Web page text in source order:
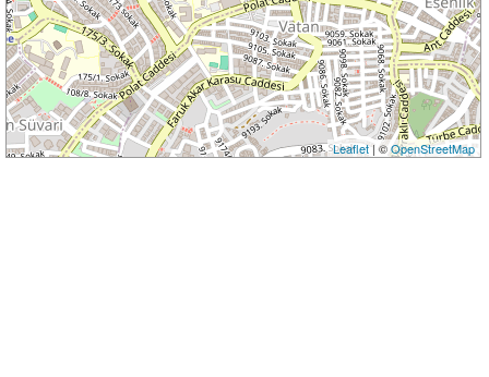
Leaflet| ©OpenStreetMap